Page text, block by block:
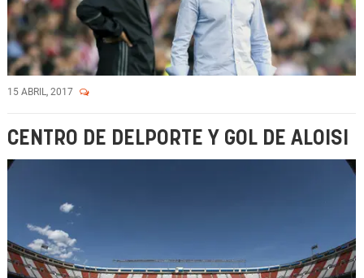
15 ABRIL, 2017
CENTRO DE DELPORTE Y GOL DE ALOISI